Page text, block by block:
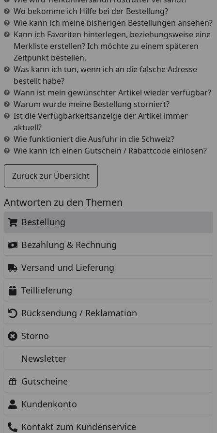
Antworten zu den Themen
Bestellung
Bezahlung & Rechnung
Versand und Lieferung
Teillieferung
Rücksendung / Reklamation
Storno
Newsletter
Gutscheine
Kundenkonto
Kontakt zum Kundenservice
Wo bekomme ich Hilfe bei der Bestellung?
Wie kann ich meine bisherigen Bestellungen ansehen?
Kann ich Favoriten hinterlegen, beziehungsweise eine
Merkliste erstellen? Ich möchte zu einem späteren
Zeitpunkt bestellen.
Was kann ich tun, wenn ich an die falsche Adresse
bestellt habe?
Wann ist mein gewünschter Artikel wieder verfügbar?
Warum wurde meine Bestellung storniert?
Ist die Verfügbarkeitsanzeige der Artikel immer
aktuell?
Wie funktioniert die Ausfuhr in die Schweiz?
Wie kann ich einen Gutschein / Rabattcode einlösen?
Zurück zur Übersicht